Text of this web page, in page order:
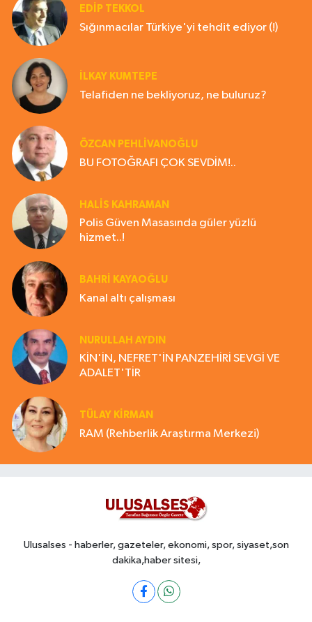
EDIP TEKKOL
Sığınmacılar Türkiye'yi tehdit ediyor (!)
İLKAY KUMTEPE
Telafiden ne bekliyoruz, ne buluruz?
ÖZCAN PEHLİVANOĞLU
BU FOTOĞRAFI ÇOK SEVDİM!..
HALIS KAHRAMAN
Polis Güven Masasında güler yüzlü
hizmet..!
BAHRI KAYAOĞLU
Kanal altı çalışması
NURULLAH AYDIN
KİN'İN, NEFRET'İN PANZEHİRİ SEVGİ VE
ADALET'TİR
TÜLAY KİRMAN
RAM (Rehberlik Araştırma Merkezi)
Ulusalses - haberler, gazeteler, ekonomi, spor, siyaset,son
dakika,haber sitesi,